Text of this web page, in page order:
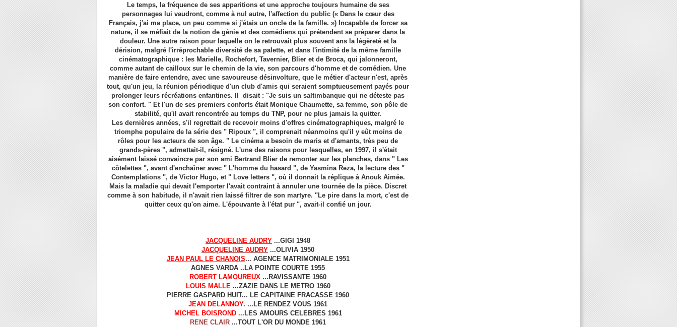
Le temps, la fréquence de ses apparitions et une approche toujours humaine de ses
personnages lui vaudront, comme à nul autre, l'affection du public (« Dans le cœur des
Français, j'ai ma place, un peu comme si j'étais un oncle de la famille. ») Incapable de forcer sa
nature, il se méfiait de la notion de génie et des comédiens qui prétendent se préparer dans la
douleur. Une autre raison pour laquelle on le retrouvait plus souvent ans la légèreté et la
dérision, malgré l'irréprochable diversité de sa palette, et dans l'intimité de la même famille
cinématographique : les Marielle, Rochefort, Tavernier, Blier et de Broca, qui jalonneront,
comme autant de cailloux sur le chemin de la vie, son parcours d'homme et de comédien. Une
manière de faire entendre, avec une savoureuse désinvolture, que le métier d'acteur n'est, après
tout, qu'un jeu, la réunion périodique d'un club d'amis qui seraient somptueusement payés pour
prolonger leurs récréations enfantines. Il disait : "Je suis un saltimbanque qui ne déteste pas
son confort. " Et l'un de ses premiers conforts était Monique Chaumette, sa femme, son pôle de
stabilité, qu'il avait rencontrée au temps du TNP, pour ne plus jamais la quitter.
Les dernières années, s'il regrettait de recevoir moins d'offres cinématographiques, malgré le
triomphe populaire de la série des " Ripoux ", il comprenait néanmoins qu'il y eût moins de
rôles pour les acteurs de son âge. " Le cinéma a besoin de maris et d'amants, très peu de
grands-pères ", admettait-il, résigné. L'une des raisons pour lesquelles, en 1997, il s'était
aisément laissé convaincre par son ami Bertrand Blier de remonter sur les planches, dans " Les
côtelettes ", avant d'enchaîner avec " L'homme du hasard ", de Yasmina Reza, la lecture des "
Contemplations ", de Victor Hugo, et " Love letters ", où il donnait la réplique à Anouk Aimée.
Mais la maladie qui devait l'emporter l'avait contraint à annuler une tournée de la pièce. Discret
comme à son habitude, il n'avait rien laissé filtrer de son martyre. "Le pire dans la mort, c'est de
quitter ceux qu'on aime. L'épouvante à l'état pur ", avait-il confié un jour.
JACQUELINE AUDRY ...GIGI 1948
JACQUELINE AUDRY ...OLIVIA 1950
JEAN PAUL LE CHANOIS... AGENCE MATRIMONIALE 1951
AGNES VARDA ..LA POINTE COURTE 1955
ROBERT LAMOUREUX ...RAVISSANTE 1960
LOUIS MALLE...ZAZIE DANS LE METRO 1960
PIERRE GASPARD HUIT... LE CAPITAINE FRACASSE 1960
JEAN DELANNOY. ...LE RENDEZ VOUS 1961
MICHEL BOISROND ...LES AMOURS CELEBRES 1961
RENE CLAIR ...TOUT L'OR DU MONDE 1961